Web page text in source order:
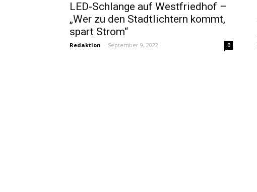
LED-Schlange auf Westfriedhof –
„Wer zu den Stadtlichtern kommt,
spart Strom“
Redaktion - September 9, 2022 0